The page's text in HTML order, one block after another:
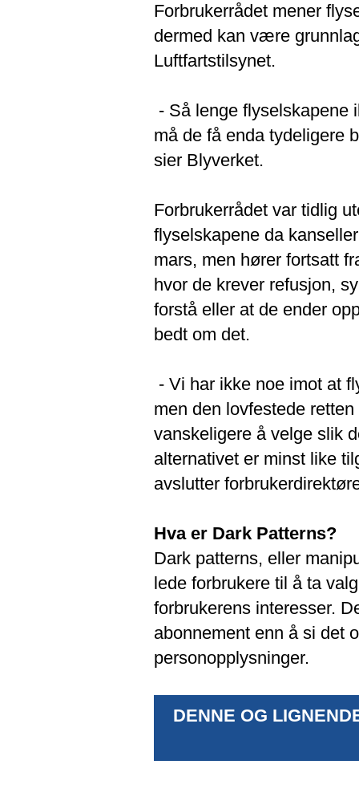
Forbrukerrådet mener
dermed kan være
Luftfartstilsynet.
- Så lenge flyselskapene
må de få enda tydeligere
sier Blyverket.
Forbrukerrådet var tidlig
flyselskapene da
mars, men hører fortsatt
hvor de krever refusjon,
forstå eller at de ender
bedt om det.
- Vi har ikke noe imot at
men den lovfestede
vanskeligere å velge slik
alternativet er minst like
avslutter
Hva er Dark Patterns?
Dark patterns, eller
lede forbrukere til å ta
forbrukerens interesser.
abonnement enn å si det
personopplysninger.
DENNE OG